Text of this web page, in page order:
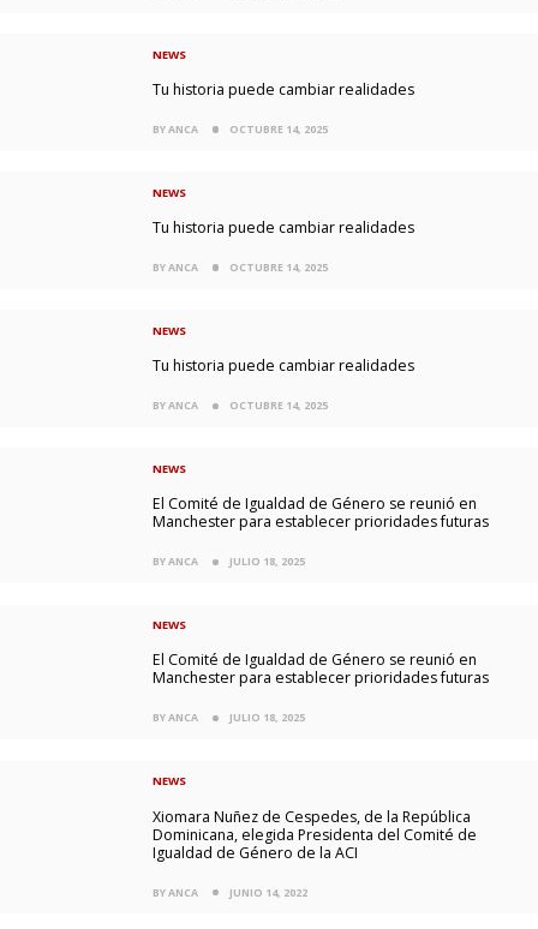
NEWS
Tu historia puede cambiar realidades
BY ANCA OCTUBRE 14, 2025
NEWS
Tu historia puede cambiar realidades
BY ANCA OCTUBRE 14, 2025
NEWS
Tu historia puede cambiar realidades
BY ANCA OCTUBRE 14, 2025
NEWS
El Comité de Igualdad de Género se reunió en
Manchester para establecer prioridades futuras
BY ANCA JULIO 18, 2025
NEWS
El Comité de Igualdad de Género se reunió en
Manchester para establecer prioridades futuras
BY ANCA JULIO 18, 2025
NEWS
Xiomara Nuñez de Cespedes, de la República
Dominicana, elegida Presidenta del Comité de
Igualdad de Género de la ACI
BY ANCA JUNIO 14, 2022